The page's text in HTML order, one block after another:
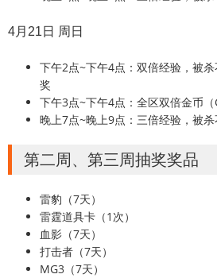
4月21日 周日
下午2点~下午4点：双倍经验，被
奖
下午3点~下午4点：全区双倍金币（
晚上7点~晚上9点：三倍经验，被
第二周、第三周抽奖奖品
雷豹（7天）
雷霆道具卡（1次）
血影（7天）
打击者（7天）
MG3（7天）